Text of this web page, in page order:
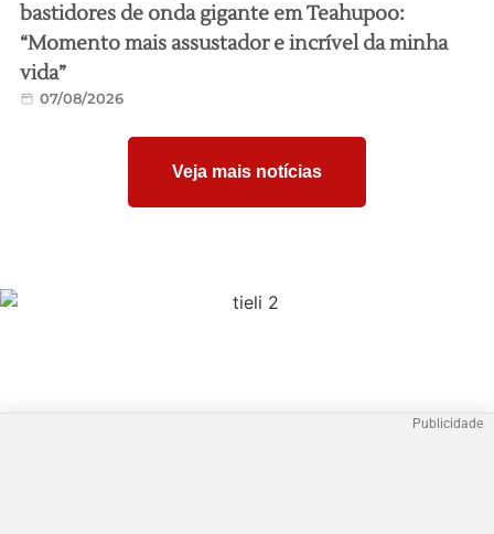
bastidores de onda gigante em Teahupoo:
“Momento mais assustador e incrível da minha
vida”
07/08/2026
Veja mais notícias
Publicidade